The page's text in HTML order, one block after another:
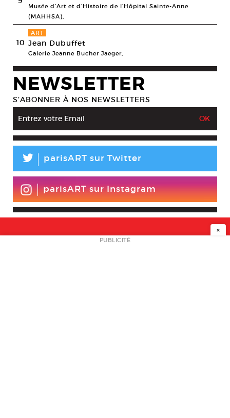
Musée d’Art et d’Histoire de l’Hôpital Sainte-Anne
(MAHHSA),
10
ART
Jean Dubuffet
Galerie Jeanne Bucher Jaeger,
NEWSLETTER
S’ABONNER À NOS NEWSLETTERS
L parisART sur Twitter
parisART sur Instagram
NEWSLETTER
×
PUBLICITÉ